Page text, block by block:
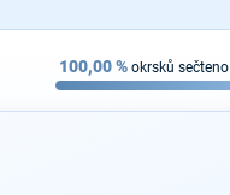
100,00% okrsků sečteno